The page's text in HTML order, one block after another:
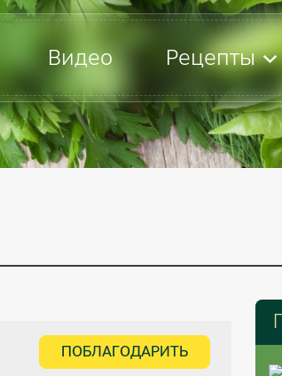
Видео Рецепты
ПОБЛАГОДАРИТЬ